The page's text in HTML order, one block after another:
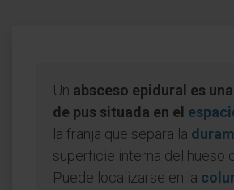
Un absceso epidural es
de pus situada en el
la franja que separa la
superficie interna del hueso
Puede localizarse en la